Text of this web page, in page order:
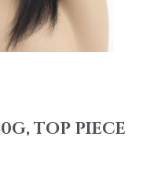
TOP PIECE